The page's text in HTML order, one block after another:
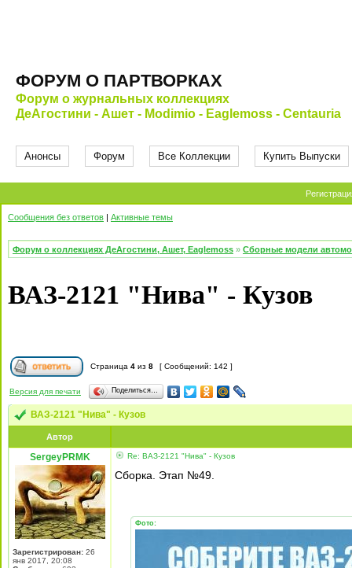
ФОРУМ О ПАРТВОРКАХ
Форум о журнальных коллекциях
ДеАгостини - Ашет - Modimio - Eaglemoss - Centauria
Анонсы Форум Все Коллекции Купить Выпуски
Сообщения без ответов | Активные темы
Форум о коллекциях ДеАгостини, Ашет, Eaglemoss » Сборные модели
ВАЗ-2121 "Нива" - Кузов
Страница 4 из 8 [ Сообщений: 142 ]
Версия для печати Поделиться…
ВАЗ-2121 "Нива" - Кузов
Автор
SergeyPRMK
Зарегистрирован: 26
янв 2017, 20:08
Re: ВАЗ-2121 "Нива" - Кузов
Сборка. Этап №49.
Фото: